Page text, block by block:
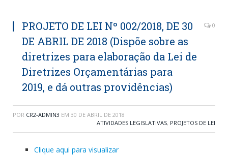
PROJETO DE LEI Nº 002/2018, DE 30
DE ABRIL DE 2018 (Dispõe sobre as
diretrizes para elaboração da Lei de
Diretrizes Orçamentárias para
2019, e dá outras providências)
0
POR CR2-ADMIN3 EM 30 DE ABRIL DE 2018
ATIVIDADES LEGISLATIVAS, PROJETOS DE LEI
Clique aqui para visualizar